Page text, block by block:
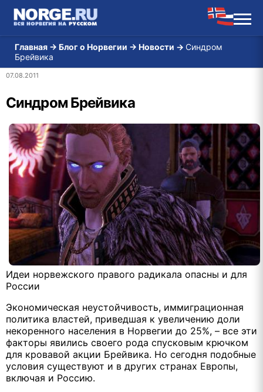
Главная → Блог о Норвегии → Новости → Синдром
Брейвика
07.08.2011
Синдром Брейвика
Идеи норвежского правого радикала опасны и для
России
Экономическая неустойчивость, иммиграционная
политика властей, приведшая к увеличению доли
некоренного населения в Норвегии до 25%, – все эти
факторы явились своего рода спусковым крючком
для кровавой акции Брейвика. Но сегодня подобные
условия существуют и в других странах Европы,
включая и Россию.